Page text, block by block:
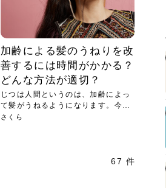
加齢による髪のうねりを改
善するには時間がかかる？
どんな方法が適切？
じつは人間というのは、加齢によっ
て髪がうねるようになります。今ま
でス...
さくら
67 件